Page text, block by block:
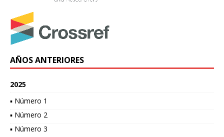
AÑOS ANTERIORES
2025
▪ Número 1
▪ Número 2
▪ Número 3